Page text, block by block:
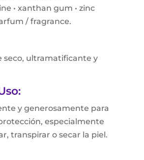
• xanthan gum • zinc
/ fragrance.
seco, ultramatificante y
y generosamente para
especialmente
transpirar o secar la piel.